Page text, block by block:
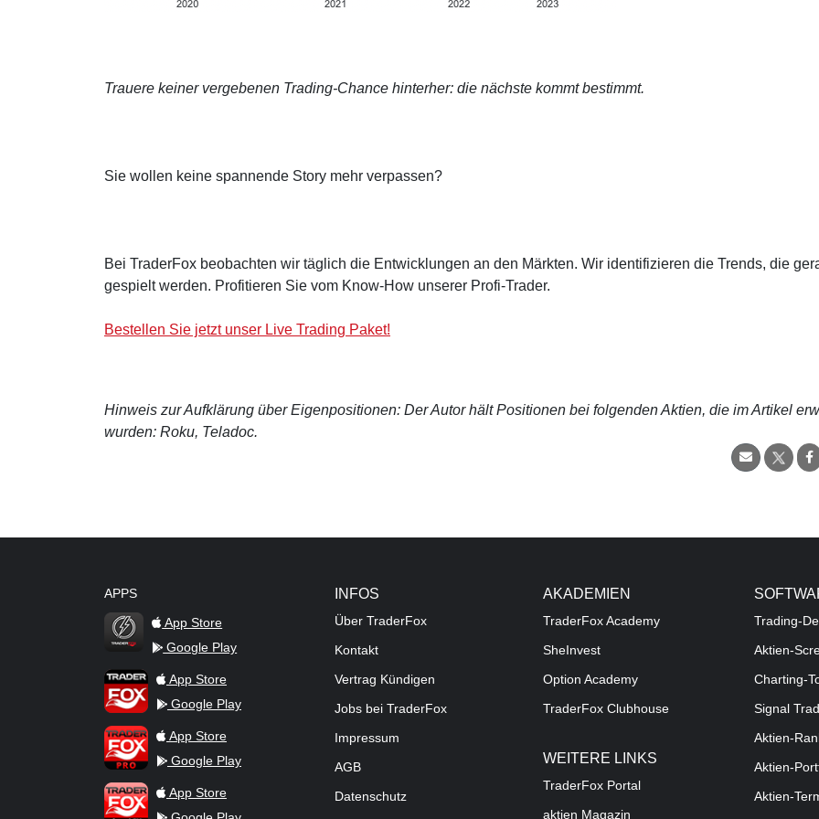
Trauere keiner vergebenen Trading-Chance hinterher: die nächste kommt bestimmt.
Sie wollen keine spannende Story mehr verpassen?
Bei TraderFox beobachten wir täglich die Entwicklungen an den Märkten. Wir identifizieren die Trends, die
gespielt werden. Profitieren Sie vom Know-How unserer Profi-Trader.
Bestellen Sie jetzt unser Live Trading Paket!
Hinweis zur Aufklärung über Eigenpositionen: Der Autor hält Positionen bei folgenden Aktien, die im Artikel
wurden: Roku, Teladoc.
APPS
TraderFox Flash
App Store
Google Play
TraderFox AppApp Store
Google Play
TraderFox ProApp Store
Google Play
TraderFox dpa-AFX ProFeed
App Store
INFOS
Über TraderFox
Kontakt
Vertrag Kündigen
Jobs bei TraderFox
Impressum
AGB
Datenschutz
AKADEMIEN
TraderFox Academy
SheInvest
Option Academy
TraderFox Clubhouse
WEITERE LINKS
TraderFox Portal
aktien Magazin
Trading-
Aktien-
Charting-
Signal
Aktien-
Aktien-
Aktien-